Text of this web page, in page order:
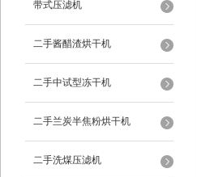
带式压滤机
二手酱醋渣烘干机
二手中试型冻干机
二手兰炭半焦粉烘干机
二手洗煤压滤机